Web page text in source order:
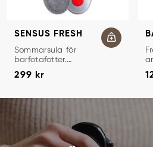
SENSUS FRESH
UPPBYGGDA HYGIENSULOR
Sommarsula för
barfotafötter.
Anatomiskt
uppbyggd.
Pris :
299 kr